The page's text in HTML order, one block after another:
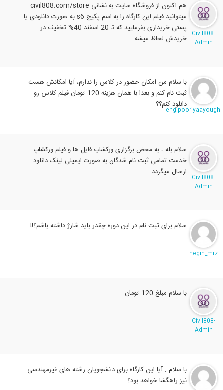
هم اکنون از فروشگاه سایت به نشانی civil808.com/store
میتوانید فیلم این کارگاه را به اسم پکیج s6 به صورت دانلودی یا
پستی خریداری بفرمایید که تا 20 اسفند 40% تخفیف در
خریدش لحاظ میشه
Civil808-
Admin
با سلام من امکان حضور در کلاس را ندارم، آیا امکانش هست
ثبت نام کنم و بعدا با همان هزینه 120 تومان فیلم کلاس رو
دانلود کنم؟؟
سلام بله ، به محض برگزاری ورکشاپ فایل ها و فیلم ورکشاپ
خدمت تمامی ثبت نام شدگان به صورت ایمیلی لینک دانلود
ارسال میگردد
Civil808-
Admin
سلام برای ثبت نام در این دوره چقدر باید شارژ داشته باشم؟!!
negin_mrz
با سلام مبلغ 120 تومان
Civil808-
Admin
با سلام . آیا این کارگاه برای دانشجویان رشته های غیرمهندسی
نیز راهگشا خواهد بود؟